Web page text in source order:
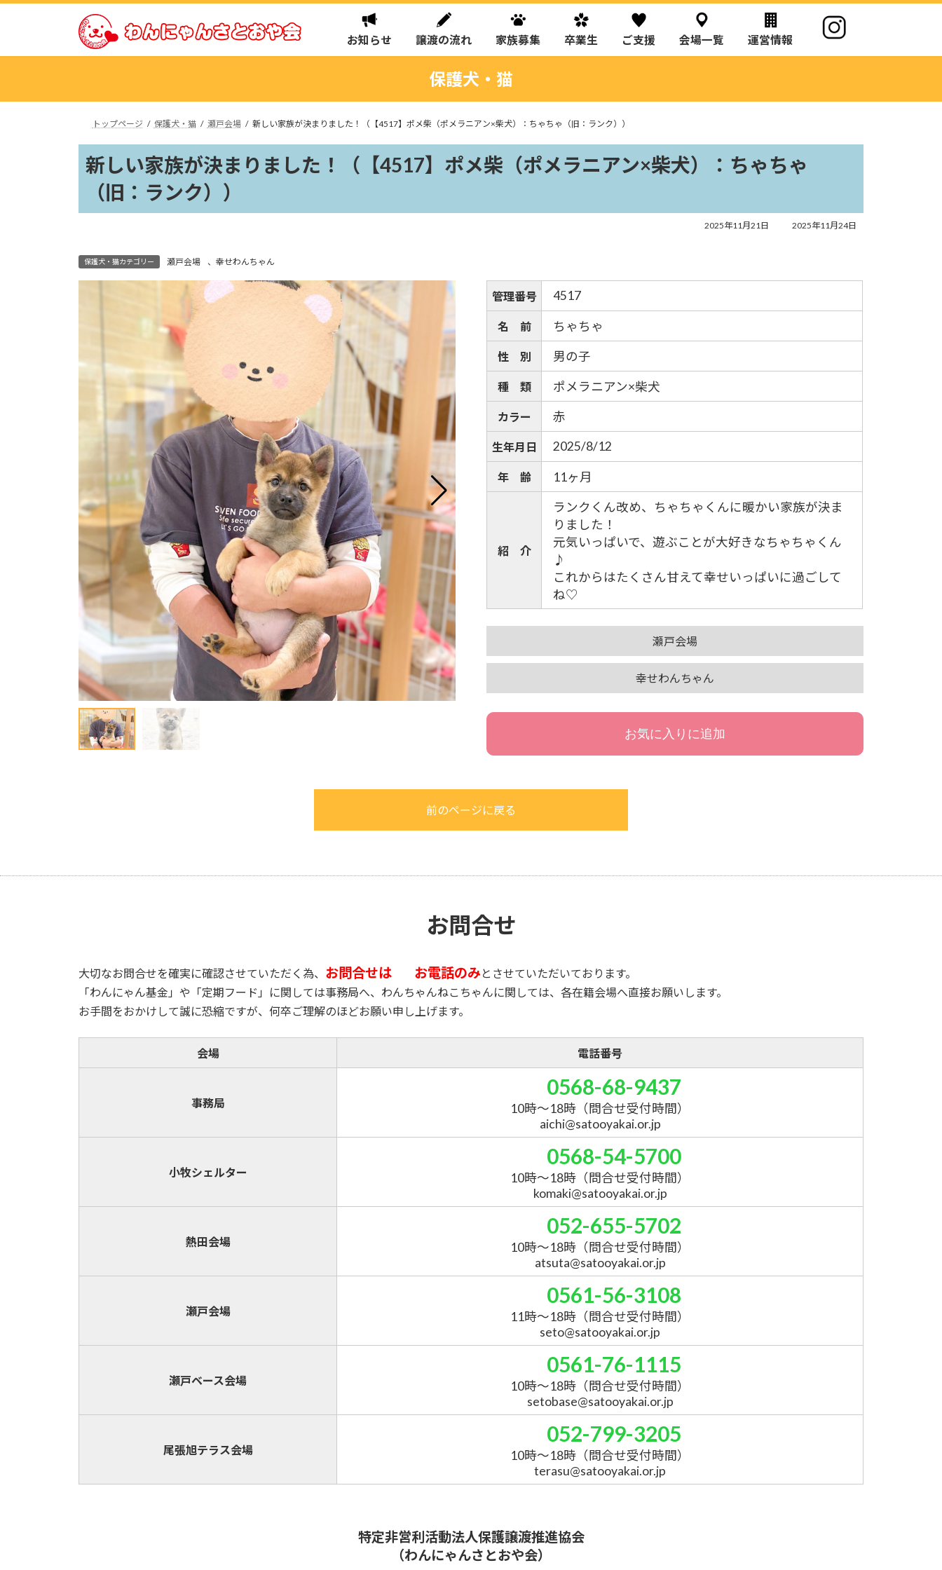
お知らせ 譲渡の流れ 家族募集 卒業生 ご支援 会場一覧 運営情報
保護犬・猫
トップページ 保護犬・猫 瀬戸会場 新しい家族が決まりました！（【4517】ポメ柴（ポメラニアン×柴犬）：ちゃちゃ（旧：ランク））
新しい家族が決まりました！（【4517】ポメ柴（ポメラニアン×柴犬）：ちゃちゃ
（旧：ランク））
2025年11月21日
最
時
2025年11月24日
保護犬・猫カテゴリー 瀬戸会場 、 幸せわんちゃん
管理番号 4517
名 前 ちゃちゃ
性 別 男の子
種 類 ポメラニアン×柴犬
カラー 赤
生年月日 2025/8/12
年 齢 11ヶ月
紹 介
ランクくん改め、ちゃちゃくんに暖かい家族が決ま
りました！
元気いっぱいで、遊ぶことが大好きなちゃちゃくん
♪
これからはたくさん甘えて幸せいっぱいに過ごして
ね♡
瀬戸会場
幸せわんちゃん
お気に入りに追加
前のページに戻る
お問合せ
大切なお問合せを確実に確認させていただく為、 お問合せは お電話のみ とさせていただいております。
「わんにゃん基金」や「定期フード」に関しては事務局へ、わんちゃんねこちゃんに関しては、各在籍会場へ直接お願いします。
お手間をおかけして誠に恐縮ですが、何卒ご理解のほどお願い申し上げます。
会場 電話番号
事務局
0568-68-9437
10時～18時 （問合せ受付時間）
aichi@satooyakai.or.jp
小牧シェルター
0568-54-5700
10時～18時 （問合せ受付時間）
komaki@satooyakai.or.jp
熱田会場
052-655-5702
10時～18時 （問合せ受付時間）
atsuta@satooyakai.or.jp
瀬戸会場
0561-56-3108
11時～18時 （問合せ受付時間）
seto@satooyakai.or.jp
瀬戸ベース会場
0561-76-1115
10時～18時 （問合せ受付時間）
setobase@satooyakai.or.jp
尾張旭テラス会場
052-799-3205
10時～18時 （問合せ受付時間）
terasu@satooyakai.or.jp
特定非営利活動法人保護譲渡推進協会
（わんにゃんさとおや会）